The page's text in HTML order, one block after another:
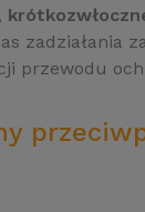
zadziałania
przewodu